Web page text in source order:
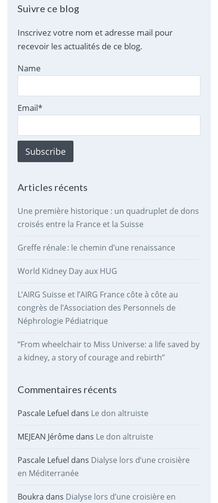
Suivre ce blog
Inscrivez votre nom et adresse mail pour
recevoir les actualités de ce blog.
Name
Email*
Articles récents
Une première historique : un quadruplet de dons
croisés entre la France et la Suisse
Greffe rénale : le chemin d’une renaissance
World Kidney Day aux HUG
L’AIRG Suisse et l’AIRG France côte à côte au
congrès de l’Association des Personnels de
Néphrologie Pédiatrique
“From wheelchair to Miss Universe: a life saved by
a kidney, a story of courage and rebirth”
Commentaires récents
Pascale Lefuel dans Le don altruiste
MEJEAN Jérômedans Le don altruiste
Pascale Lefuel dans Dialyse lors d’une croisière
en Méditerranée
Boukra dans Dialyse lors d’une croisière en